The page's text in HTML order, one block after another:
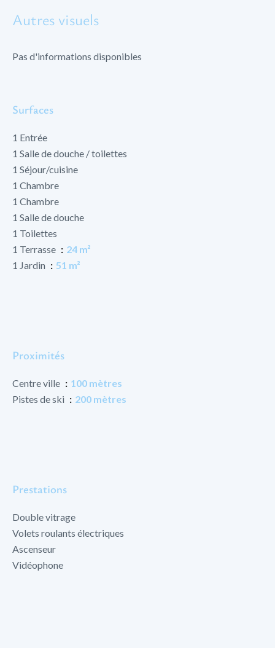
Autres visuels
Pas d'informations disponibles
Surfaces
1 Entrée
1 Salle de douche / toilettes
1 Séjour/cuisine
1 Chambre
1 Chambre
1 Salle de douche
1 Toilettes
1 Terrasse
24 m²
1 Jardin
51 m²
Proximités
Centre ville
100 mètres
Pistes de ski
200 mètres
Prestations
Double vitrage
Volets roulants électriques
Ascenseur
Vidéophone